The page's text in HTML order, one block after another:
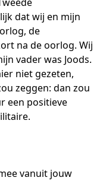
dat wij en mijn
de
na de oorlog. Wij
vader was Joods.
niet gezeten,
zeggen: dan zou
een positieve
vanuit jouw